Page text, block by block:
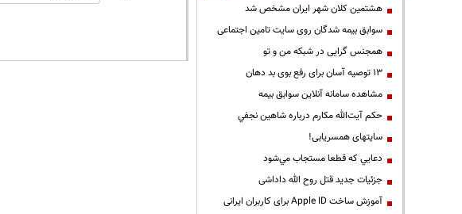
هشتمین کلان شهر ایران مشخص شد
سوابق بیمه شدگان روی سایت تامین اجتماعی
همجنس گرایی در شبکه من و تو
13 توصیه آسان برای رفع بوی بد دهان
مشاهده سامانه آنلاين سوابق بیمه
حكم آيت‌الله مكارم درباره شاهين نجفي
سایتهای همسریابی!
دعايي كه قطعا مستجاب مي‌شود
جزئیات جدید قتل روح الله داداشی
آموزش ساخت Apple ID برای کاربران ایرانی